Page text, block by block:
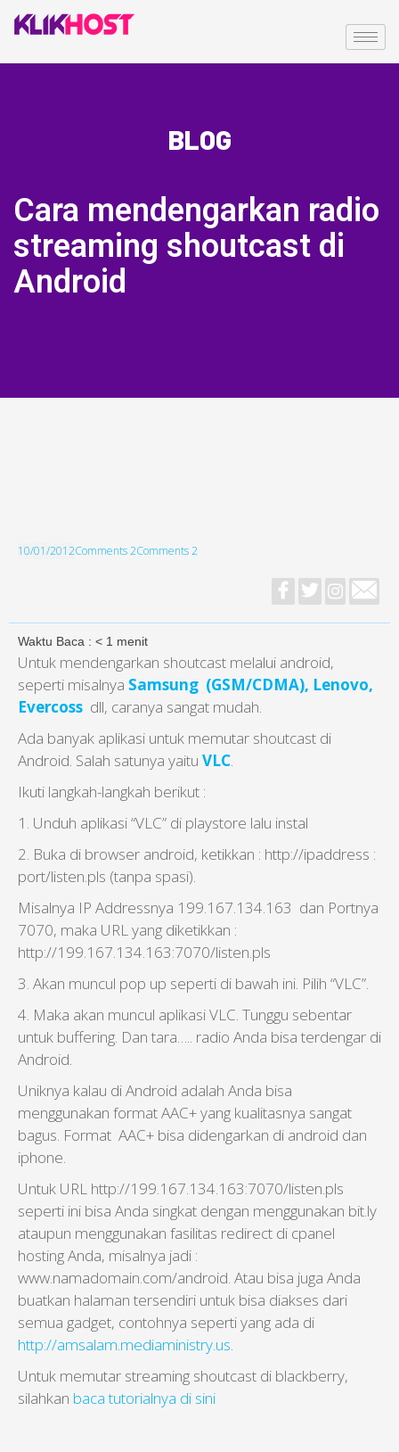
BLOG
Cara mendengarkan radio
streaming shoutcast di
Android
10/01/2012Comments 2Comments 2
Waktu Baca : < 1 menit
Untuk mendengarkan shoutcast melalui android,
seperti misalnya Samsung (GSM/CDMA), Lenovo,
Evercoss dll, caranya sangat mudah.
Ada banyak aplikasi untuk memutar shoutcast di
Android. Salah satunya yaitu VLC.
Ikuti langkah-langkah berikut :
1. Unduh aplikasi “VLC” di playstore lalu instal
2. Buka di browser android, ketikkan : http://ipaddress :
port/listen.pls (tanpa spasi).
Misalnya IP Addressnya 199.167.134.163 dan Portnya
7070, maka URL yang diketikkan :
http://199.167.134.163:7070/listen.pls
3. Akan muncul pop up seperti di bawah ini. Pilih “VLC”.
4. Maka akan muncul aplikasi VLC. Tunggu sebentar
untuk buffering. Dan tara….. radio Anda bisa terdengar di
Android.
Uniknya kalau di Android adalah Anda bisa
menggunakan format AAC+ yang kualitasnya sangat
bagus. Format AAC+ bisa didengarkan di android dan
iphone.
Untuk URL http://199.167.134.163:7070/listen.pls
seperti ini bisa Anda singkat dengan menggunakan bit.ly
ataupun menggunakan fasilitas redirect di cpanel
hosting Anda, misalnya jadi :
www.namadomain.com/android. Atau bisa juga Anda
buatkan halaman tersendiri untuk bisa diakses dari
semua gadget, contohnya seperti yang ada di
http://amsalam.mediaministry.us.
Untuk memutar streaming shoutcast di blackberry,
silahkan baca tutorialnya di sini